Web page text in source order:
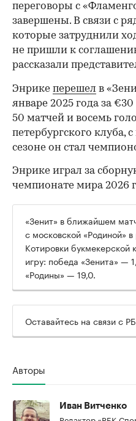
переговоры с
завершены. В связи с
которые затруднили
не пришли к
рассказали
00:00 / 00:00
Энрике перешел в
январе 2025 года за
50 матчей и восемь
петербургского
сезоне он стал
Энрике играл за
чемпионате мира 2026
«Зенит» в ближайшем
с московской «Родиной»
Котировки букмекерской
игру: победа «Зенита» —
«Родины» — 19,0.
Оставайтесь на связи с
Авторы
Иван Витченко